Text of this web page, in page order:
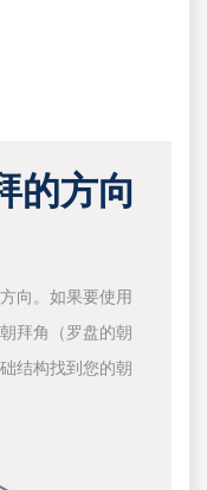
的方向
向。如果要使用
拜角（罗盘的朝
结构找到您的朝